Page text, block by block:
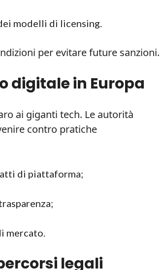
modelli di licensing.
per evitare future sanzioni.
digitale in Europa
ai giganti tech. Le autorità
contro pratiche
di piattaforma;
mercato.
legali